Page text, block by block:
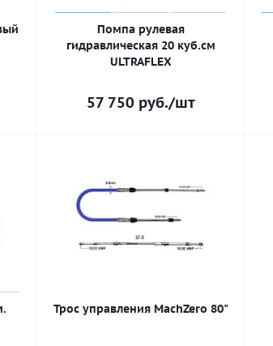
Помпа рулевая
гидравлическая 20 куб.см
ULTRAFLEX
57 750 руб./шт
Трос управления MachZero 80"